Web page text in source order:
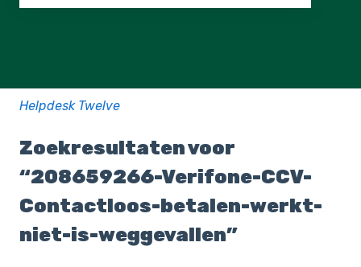
Helpdesk Twelve
Zoekresultaten voor
“208659266-Verifone-CCV-
Contactloos-betalen-werkt-
niet-is-weggevallen”